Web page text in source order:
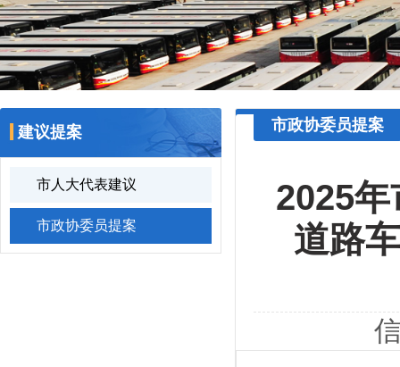
建议提案
市人大代表建议
市政协委员提案
市政协委员提案
2025
道路